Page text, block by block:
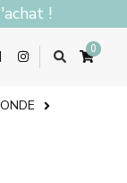
!
0